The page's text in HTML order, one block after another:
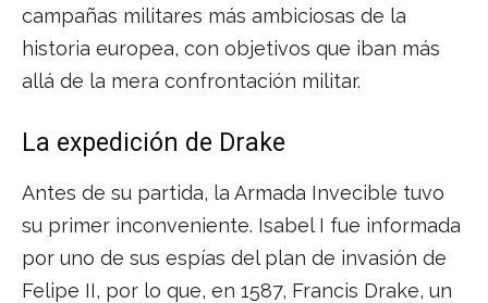
campañas militares más ambiciosas de la
historia europea, con objetivos que iban más
allá de la mera confrontación militar.
La expedición de Drake
Antes de su partida, la Armada Invecible tuvo
su primer inconveniente. Isabel I fue informada
por uno de sus espías del plan de invasión de
Felipe II, por lo que, en 1587, Francis Drake, un